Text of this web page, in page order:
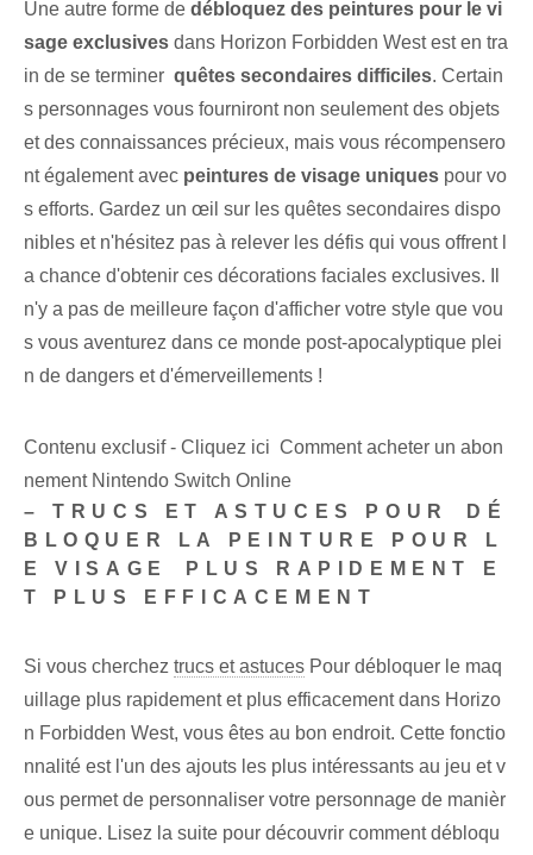
Une autre forme de débloquez des peintures pour le vi
sage exclusives dans Horizon Forbidden West ⁢est en tra
in de se terminer ‍ quêtes secondaires difficiles. ⁤Certain
s personnages vous fourniront non seulement des objets
et des connaissances précieux, mais vous récompensero
nt également avec​ peintures de visage uniques pour vo
s efforts. Gardez un œil sur les quêtes secondaires dispo
nibles et n'hésitez pas à relever les défis qui vous offrent l
a chance d'obtenir ces décorations faciales exclusives. Il
n'y a pas de meilleure façon d'afficher votre style que vou
s vous aventurez dans ce monde post-apocalyptique plei
n de dangers et d'émerveillements !
Contenu exclusif - Cliquez ici Comment acheter un abon
nement Nintendo Switch Online
– TRUCS ET ASTUCES POUR ⁢DÉ
BLOQUER LA PEINTURE POUR L
E VISAGE⁣ PLUS RAPIDEMENT E
T PLUS EFFICACEMENT
Si vous cherchez trucs et astuces Pour débloquer le maq
uillage plus rapidement et plus efficacement dans Horizo
n Forbidden West, vous êtes au bon endroit. Cette fonctio
nnalité est l'un des ajouts les plus intéressants au jeu et v
ous permet de personnaliser votre personnage de manièr
e unique. Lisez la suite pour découvrir comment débloqu